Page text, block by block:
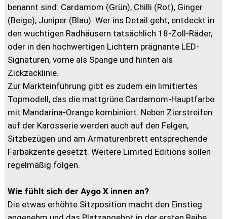
benannt sind: Cardamom (Grün), Chilli (Rot), Ginger
(Beige), Juniper (Blau). Wer ins Detail geht, entdeckt in
den wuchtigen Radhäusern tatsächlich 18-Zoll-Räder,
oder in den hochwertigen Lichtern prägnante LED-
Signaturen, vorne als Spange und hinten als
Zickzacklinie.
Zur Markteinführung gibt es zudem ein limitiertes
Topmodell, das die mattgrüne Cardamom-Hauptfarbe
mit Mandarina-Orange kombiniert. Neben Zierstreifen
auf der Karosserie werden auch auf den Felgen,
Sitzbezügen und am Armaturenbrett entsprechende
Farbakzente gesetzt. Weitere Limited Editions sollen
regelmäßig folgen.
Wie fühlt sich der Aygo X innen an?
Die etwas erhöhte Sitzposition macht den Einstieg